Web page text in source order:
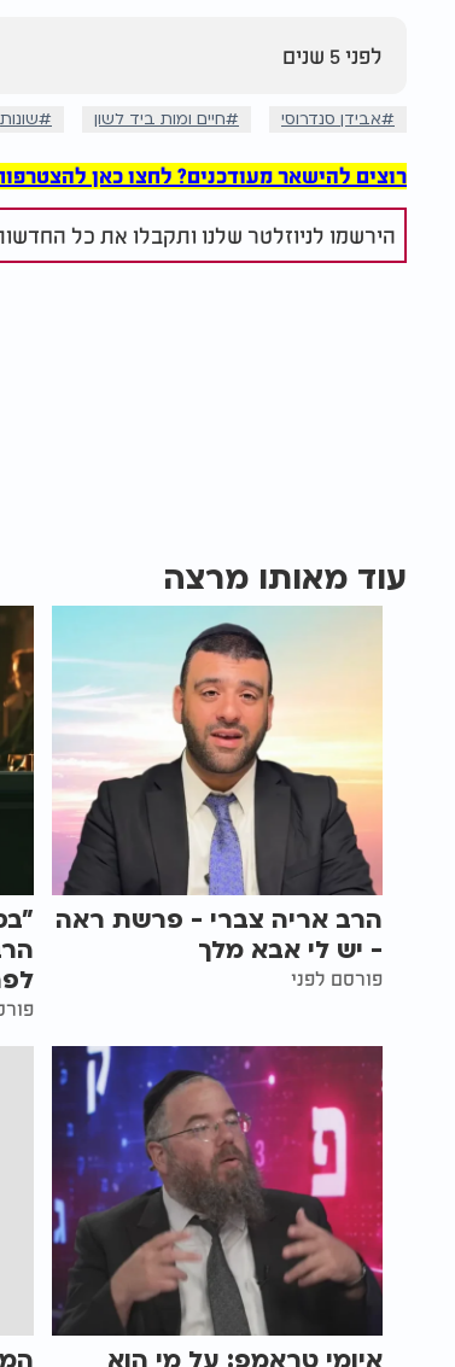
לפני 5 שנים
אבידן סנדרוסי חיים ומות ביד לשון שונות
רוצים להישאר מעודכנים? לחצו כאן להצטרפות
הירשמו לניוזלטר שלנו ותקבלו את כל
עוד מאותו מרצה
הרב אריה צברי - פרשת ראה
- יש לי אבא מלך
פורסם לפני